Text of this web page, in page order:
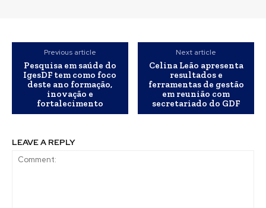
Previous article
Pesquisa em saúde do
IgesDF tem como foco
deste ano formação,
inovação e
fortalecimento
Next article
Celina Leão apresenta
resultados e
ferramentas de gestão
em reunião com
secretariado do GDF
LEAVE A REPLY